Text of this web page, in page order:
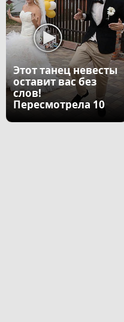
Этот танец невесты
оставит вас без
слов!
Пересмотрела 10